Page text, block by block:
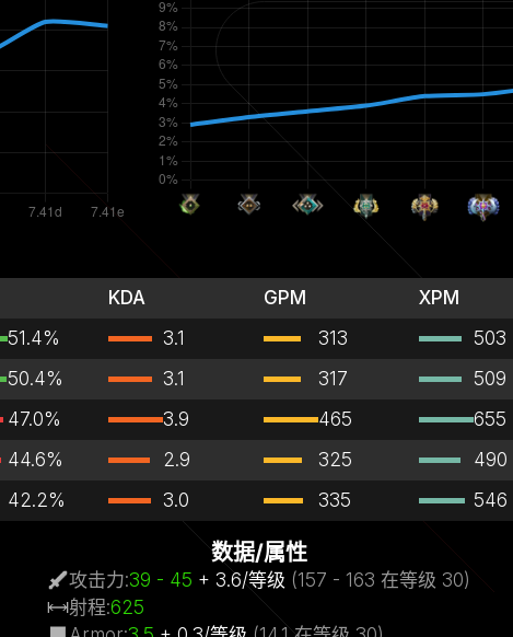
KDA GPM XPM
51.4% 3.1 313 503
50.4% 3.1 317 509
47.0% 3.9 465 655
44.6% 2.9 325 490
42.2% 3.0 335 546
数据/属性
攻击力:39 - 45 + 3.6/等级 (157 - 163 在等级 30)
射程:625